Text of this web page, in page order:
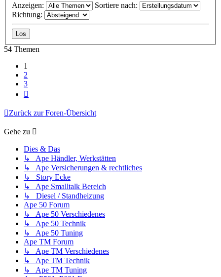
Anzeigen:
Sortiere nach:
Richtung:
54 Themen
1
2
3
Zurück zur Foren-Übersicht
Gehe zu
Dies & Das
↳ Ape Händler, Werkstätten
↳ Ape Versicherungen & rechtliches
↳ Story Ecke
↳ Ape Smalltalk Bereich
↳ Diesel / Standheizung
Ape 50 Forum
↳ Ape 50 Verschiedenes
↳ Ape 50 Technik
↳ Ape 50 Tuning
Ape TM Forum
↳ Ape TM Verschiedenes
↳ Ape TM Technik
↳ Ape TM Tuning